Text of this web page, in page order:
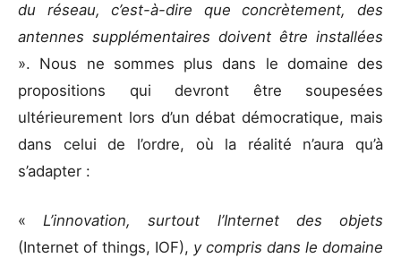
du réseau, c’est-à-dire que concrètement, des
antennes supplémentaires doivent être installées
». Nous ne sommes plus dans le domaine des
propositions qui devront être soupesées
ultérieurement lors d’un débat démocratique, mais
dans celui de l’ordre, où la réalité n’aura qu’à
s’adapter :
«L’innovation, surtout l’Internet des objets
(Internet of things, IOF), y compris dans le domaine